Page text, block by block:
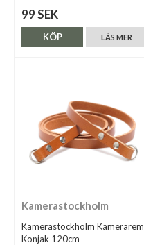
99 SEK
LÄS MER
KÖP
Kamerastockholm
Kamerastockholm Kamerarem
Konjak 120cm